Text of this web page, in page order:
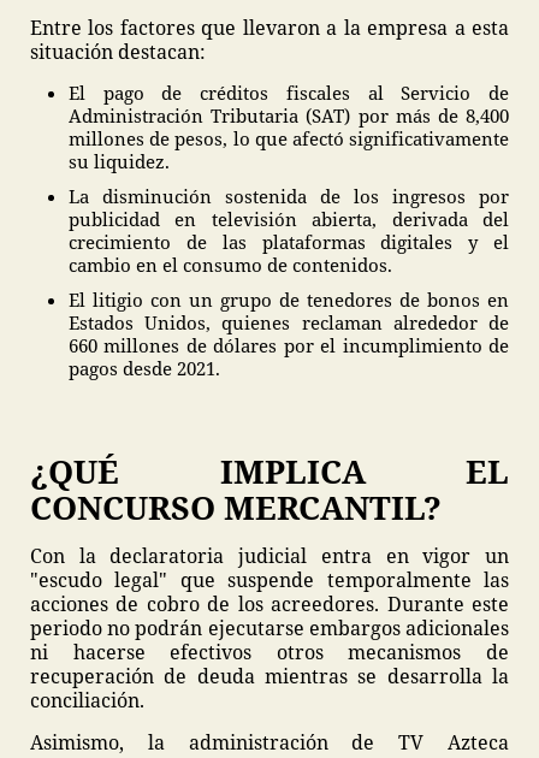
Entre los factores que llevaron a la empresa a esta
situación destacan:
El pago de créditos fiscales al Servicio de
Administración Tributaria (SAT) por más de 8,400
millones de pesos, lo que afectó significativamente
su liquidez.
La disminución sostenida de los ingresos por
publicidad en televisión abierta, derivada del
crecimiento de las plataformas digitales y el
cambio en el consumo de contenidos.
El litigio con un grupo de tenedores de bonos en
Estados Unidos, quienes reclaman alrededor de
660 millones de dólares por el incumplimiento de
pagos desde 2021.
¿QUÉ IMPLICA EL
CONCURSO MERCANTIL?
Con la declaratoria judicial entra en vigor un
"escudo legal" que suspende temporalmente las
acciones de cobro de los acreedores. Durante este
periodo no podrán ejecutarse embargos adicionales
ni hacerse efectivos otros mecanismos de
recuperación de deuda mientras se desarrolla la
conciliación.
Asimismo, la administración de TV Azteca